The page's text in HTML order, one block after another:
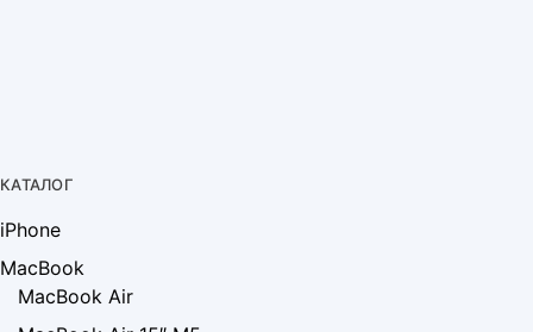
КАТАЛОГ
iPhone
MacBook
MacBook Air